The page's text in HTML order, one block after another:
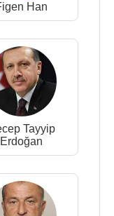
Han
Tayyip
Erdoğan